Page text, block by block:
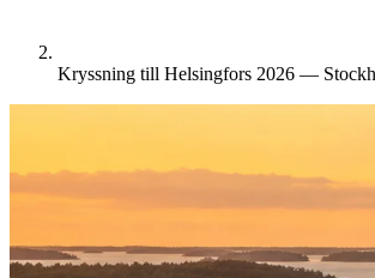
Kryssning till Helsingfors 2026 —